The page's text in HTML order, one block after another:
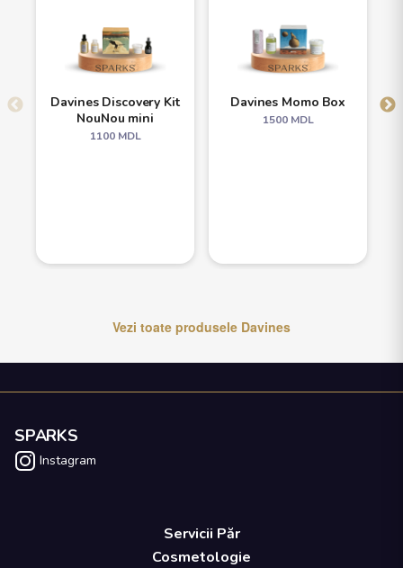
Davines Discovery Kit
NouNou mini
1100MDL
Davines Momo Box
1500MDL
Vezi toate produsele Davines
SPARKS
Instagram
Servicii Păr
Cosmetologie